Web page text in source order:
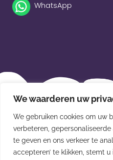
We waarderen uw
We gebruiken cookies om uw
verbeteren,
te geven en ons verkeer te
accepteren’ te klikken, stemt
WhatsApp
Beleidsverklaring
Privacybeleid
Disclaimer
Leveringsvoorwaarden